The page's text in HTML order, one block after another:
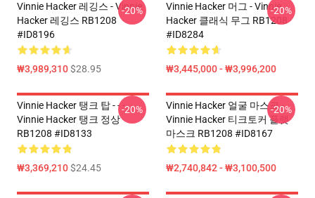
Vinnie Hacker 레깅스 - Vinnie
Hacker 레깅스 RB1208
#ID8196
₩3,989,310$28.95
-20%
Vinnie Hacker 머그 - Vinnie
Hacker 클래식 무그 RB1208
#ID8284
₩3,445,000 - ₩3,996,200
-20%
Vinnie Hacker 탱크 탑 - - -
Vinnie Hacker 탱크 정상
RB1208 #ID8133
₩3,369,210$24.45
-20%
Vinnie Hacker 얼굴 마스크 -
Vinnie Hacker 티크토커 플랫
마스크 RB1208 #ID8167
₩2,740,842 - ₩3,100,500
-20%